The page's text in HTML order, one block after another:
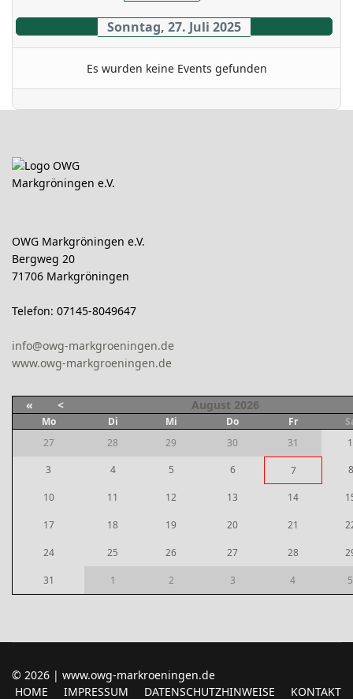
Sonntag, 27. Juli 2025
Es wurden keine Events gefunden
OWG Markgröningen e.V.
Bergweg 20
71706 Markgröningen
Telefon: 07145-8049647
info@owg-markgroeningen.de
www.owg-markgroeningen.de
« < August 2026
Mo Di Mi Do Fr
27
28 29 30 31
1
3
4 5 6 7 8
10 11 12 13 14
17 18 19 20 21
24 25 26 27 28
31 1 2 3 4 5
© 2026 | www.owg-markroeningen.de
HOME
IMPRESSUM DATENSCHUTZHINWEISE KONTAKT